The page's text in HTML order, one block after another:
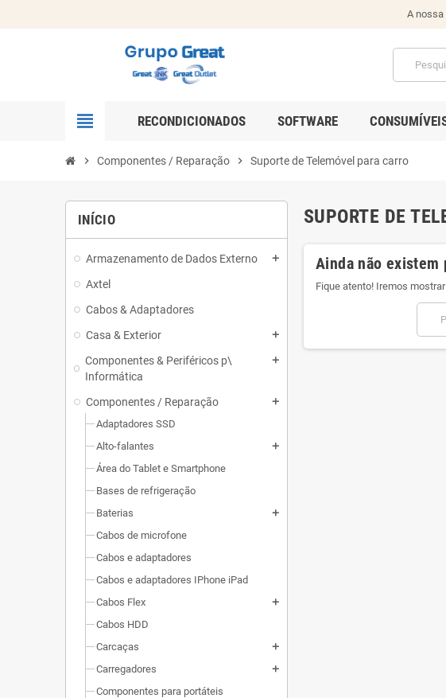
A nossa
view_headline RECONDICIONADOS SOFTWARE
chevron_right Componentes / Reparação chevron_right Suporte de Telemóvel para carro
INÍCIO
Armazenamento de Dados Externo add
Axtel
Cabos & Adaptadores
Casa & Exterior
add
Componentes & Periféricos p\
Informática
add
Componentes / Reparação add
Adaptadores SSD
Alto-falantes
add
Área do Tablet e Smartphone
Bases de refrigeração
Baterias
add
Cabos de microfone
Cabos e adaptadores
Cabos e adaptadores IPhone iPad
Cabos Flex
add
Cabos HDD
Carcaças
add
Carregadores add
Componentes para portáteis
SUPORTE DE
Ainda não
Fique atento! Iremos